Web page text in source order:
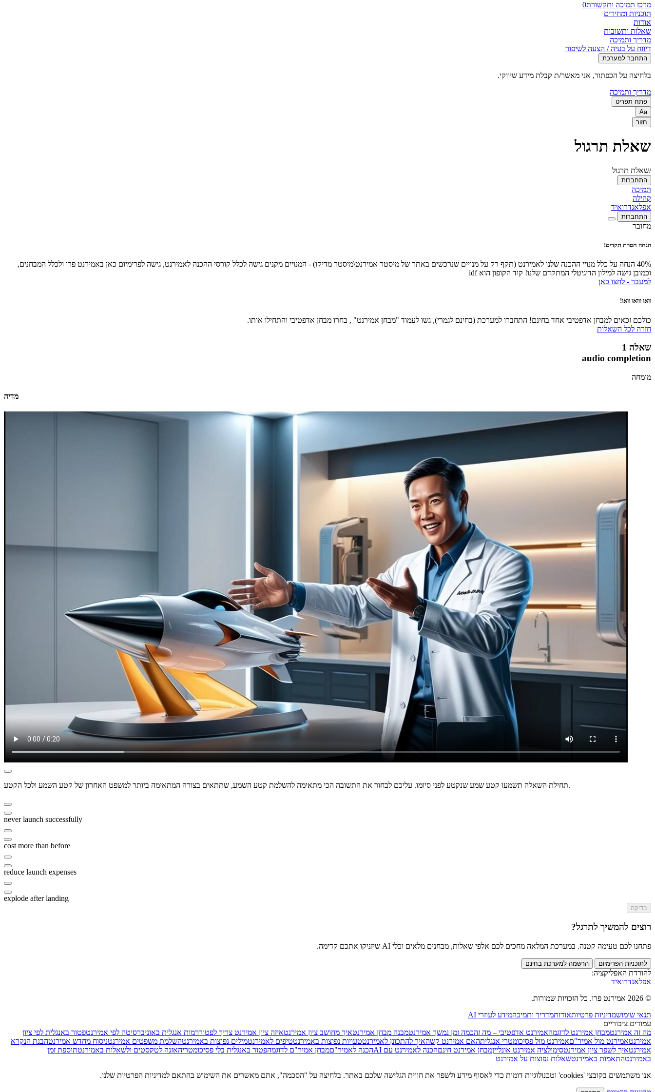
מרכז תמיכה ותקשורת0
תוכניות ומחירים
אודות
שאלות ותשובות
מדריך ותמיכה
דיווח על בעיה / הצעה לשיפור
התחבר למערכת
בלחיצה על הכפתור, אני מאשר/ת קבלת מידע שיווקי.
מדריך ותמיכה
פתח תפריט
Aa
חזור
שאלת תרגול
/שאלת תרגול
התחברות
תמיכה
קהילה
אפלאנדרואיד
התחברות
מחובר
הנחה חסרת תקדים!
40% הנחה על כלל מנויי ההכנה שלנו לאמירנט (תקף רק על מנויים שנרכשים באתר של מיסטר אמירנט\מיסטר מדיקו) - המנויים מקנים גישה לכלל קורסי ההכנה לאמירנט, גישה לפרימיום כאן באמירנט פרו ולכלל המבחנים,
וכמובן גישה למילון הדיגיטלי המתקדם שלנו! קוד הקופון הוא idf
למעבר - לחצו כאן
וואו ווואו וואו!
כולכם זכאים למבחן אדפטיבי אחד בחינם! התחברו למערכת (בחינם לגמרי), גשו לעמוד "מבחן אמירנט" , בחרו מבחן אדפטיבי והתחילו אותו.
חזרה לכל השאלות
שאלה 1
audio completion
מומחה
מדיה
תחילת השאלה תשמעו קטע שמע שנקטע לפני סיומו. עליכם לבחור את התשובה הכי מתאימה להשלמת קטע השמע, שתתאים בצורה המתאימה ביותר למשפט האחרון של קטע השמע ולכל הקטע.
never launch successfully
cost more than before
reduce launch expenses
explode after landing
בדיקה
רוצים להמשיך לתרגל?
פתחנו לכם טעימה קטנה. במערכת המלאה מחכים לכם אלפי שאלות, מבחנים מלאים וכלי AI שיזניקו אתכם קדימה.
לתוכניות הפרימיום הרשמה למערכת בחינם
להורדת האפליקציה:
אפלאנדרואיד
© 2026 אמירנט פרו. כל הזכויות שמורות.
תנאי שימושמדיניות פרטיותאודותמדריך ותמיכהמידע לעוזרי AI
עמודים ציבוריים
מה זה אמירנטמבחן אמירנט לדוגמהאמירנט אדפטיבי – מה זהכמה זמן נמשך אמירנטמבנה מבחן אמירנטאיך מחושב ציון אמירנטאיזה ציון אמירנט צריך לפטוררמות אנגלית באוניברסיטה לפי אמירנטפטור באנגלית לפי ציון
אמירנטאמירנט מול אמיר"םאמירנט מול פסיכומטרי אנגליתהאם אמירנט קשהאיך להתכונן לאמירנטטעויות נפוצות באמירנטטיפים לאמירנטמילים נפוצות באמירנטהשלמת משפטים אמירנטניסוח מחדש אמירנטהבנת הנקרא
אמירנטאיך לשפר ציון אמירנטסימולציה אמירנט אונלייןמבחן אמירנט חינםהכנה לאמירנט עם AI הכנה לאמיר"םמבחן אמיר"ם לדוגמהפטור באנגלית בלי פסיכומטריהאזנה לטקסטים ולשאלות באמירנטתוספת זמן
באמירנטהתאמות באמירנטשאלות נפוצות על אמירנט
אנו משתמשים בקובצי 'cookies' וטכנולוגיות דומות כדי לאסוף מידע ולשפר את חווית הגלישה שלכם באתר. בלחיצה על "הסכמה", אתם מאשרים את השימוש בהתאם למדיניות הפרטיות שלנו.